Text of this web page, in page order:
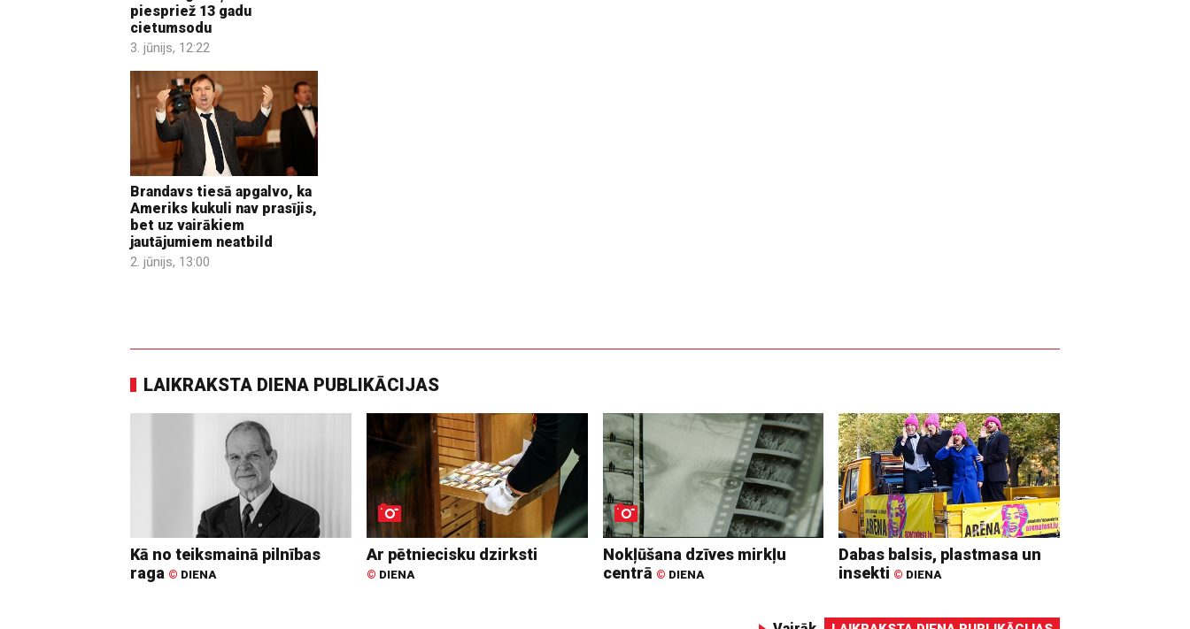
piespriež 13 gadu
cietumsodu
3. jūnijs, 12:22
Brandavs tiesā apgalvo, ka
Ameriks kukuli nav prasījis,
bet uz vairākiem
jautājumiem neatbild
2. jūnijs, 13:00
LAIKRAKSTA DIENA PUBLIKĀCIJAS
Kā no teiksmainā pilnības
raga © DIENA
Ar pētniecisku dzirksti
© DIENA
Nokļūšana dzīves mirkļu
centrā © DIENA
Dabas balsis, plastmasa un
insekti © DIENA